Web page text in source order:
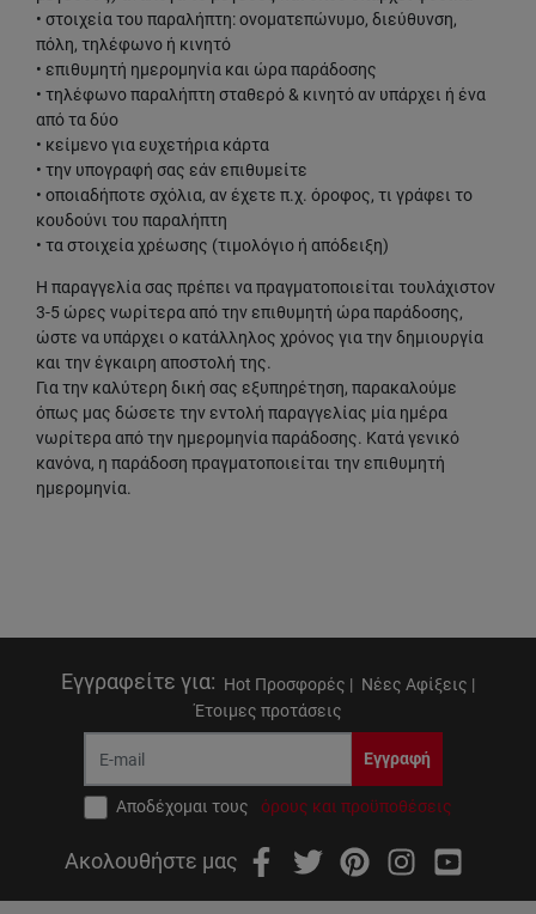
• στοιχεία του παραλήπτη: ονοματεπώνυμο, διεύθυνση,
πόλη, τηλέφωνο ή κινητό
• επιθυμητή ημερομηνία και ώρα παράδοσης
• τηλέφωνο παραλήπτη σταθερό & κινητό αν υπάρχει ή ένα
από τα δύο
• κείμενο για ευχετήρια κάρτα
• την υπογραφή σας εάν επιθυμείτε
• οποιαδήποτε σχόλια, αν έχετε π.χ. όροφος, τι γράφει το
κουδούνι του παραλήπτη
• τα στοιχεία χρέωσης (τιμολόγιο ή απόδειξη)
Η παραγγελία σας πρέπει να πραγματοποιείται τουλάχιστον
3-5 ώρες νωρίτερα από την επιθυμητή ώρα παράδοσης,
ώστε να υπάρχει ο κατάλληλος χρόνος για την δημιουργία
και την έγκαιρη αποστολή της.
Για την καλύτερη δική σας εξυπηρέτηση, παρακαλούμε
όπως μας δώσετε την εντολή παραγγελίας μία ημέρα
νωρίτερα από την ημερομηνία παράδοσης. Κατά γενικό
κανόνα, η παράδοση πραγματοποιείται την επιθυμητή
ημερομηνία.
Εγγραφείτε για: Hot Προσφορές | Νέες Αφίξεις |
Έτοιμες προτάσεις
Εγγραφή
Αποδέχομαι τους όρους και προϋποθέσεις
Ακολουθήστε μας